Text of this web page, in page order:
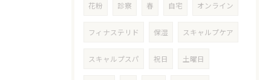
花粉 診察 春 自宅 オンライン
フィナステリド 保湿 スキャルプケア
スキャルプスパ 祝日 土曜日